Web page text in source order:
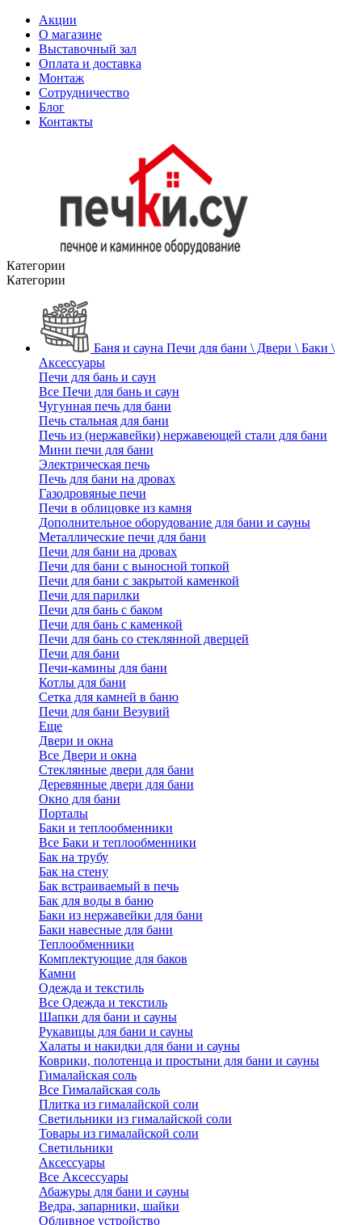
Акции
О магазине
Выставочный зал
Оплата и доставка
Монтаж
Сотрудничество
Блог
Контакты
Категории
Категории
Баня и сауна Печи для бани \ Двери \ Баки \
Аксессуары
Печи для бань и саун
Все Печи для бань и саун
Чугунная печь для бани
Печь стальная для бани
Печь из (нержавейки) нержавеющей стали для бани
Мини печи для бани
Электрическая печь
Печь для бани на дровах
Газодровяные печи
Печи в облицовке из камня
Дополнительное оборудование для бани и сауны
Металлические печи для бани
Печи для бани на дровах
Печи для бани с выносной топкой
Печи для бани с закрытой каменкой
Печи для парилки
Печи для бань с баком
Печи для бань с каменкой
Печи для бань со стеклянной дверцей
Печи для бани
Печи-камины для бани
Котлы для бани
Сетка для камней в баню
Печи для бани Везувий
Еще
Двери и окна
Все Двери и окна
Стеклянные двери для бани
Деревянные двери для бани
Окно для бани
Порталы
Баки и теплообменники
Все Баки и теплообменники
Бак на трубу
Бак на стену
Бак встраиваемый в печь
Бак для воды в баню
Баки из нержавейки для бани
Баки навесные для бани
Теплообменники
Комплектующие для баков
Камни
Одежда и текстиль
Все Одежда и текстиль
Шапки для бани и сауны
Рукавицы для бани и сауны
Халаты и накидки для бани и сауны
Коврики, полотенца и простыни для бани и сауны
Гималайская соль
Все Гималайская соль
Плитка из гималайской соли
Светильники из гималайской соли
Товары из гималайской соли
Светильники
Аксессуары
Все Аксессуары
Абажуры для бани и сауны
Ведра, запарники, шайки
Обливное устройство